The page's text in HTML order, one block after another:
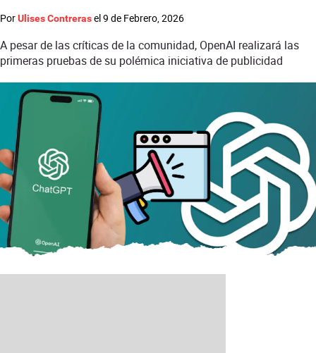
PorUlises Contrerasel9 de Febrero, 2026
A pesar de las críticas de la comunidad, OpenAI realizará las
primeras pruebas de su polémica iniciativa de publicidad